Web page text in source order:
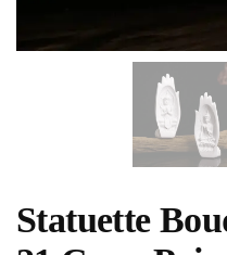
Statuette